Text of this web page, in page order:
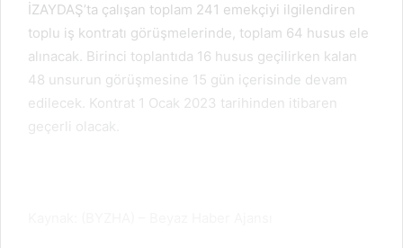
İZAYDAŞ’ta çalışan toplam 241 emekçiyi ilgilendiren
toplu iş kontratı görüşmelerinde, toplam 64 husus ele
alınacak. Birinci toplantıda 16 husus geçilirken kalan
48 unsurun görüşmesine 15 gün içerisinde devam
edilecek. Kontrat 1 Ocak 2023 tarihinden itibaren
geçerli olacak.